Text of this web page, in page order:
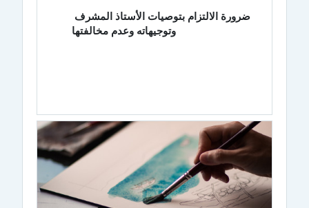
وتوجيهاته وعدم مخالفتها